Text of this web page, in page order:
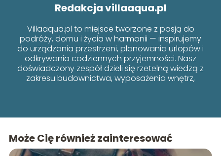
Redakcja villaaqua.pl
Villaaqua.pl to miejsce tworzone z pasją do
podróży, domu i życia w harmonii — inspirujemy
do urządzania przestrzeni, planowania urlopów i
odkrywania codziennych przyjemności. Nasz
doświadczony zespół dzieli się rzetelną wiedzą z
zakresu budownictwa, wyposażenia wnętrz,
Może Cię również zainteresować